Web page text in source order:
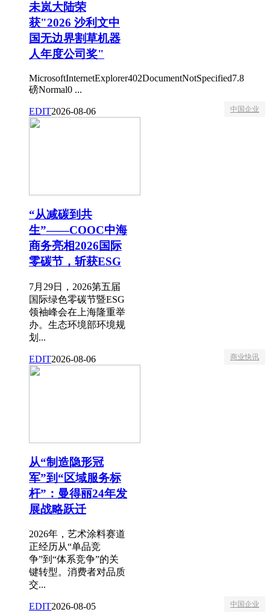
未岚大陆荣
获"2026 沙利文中
国无边界割草机器
人年度公司奖"
MicrosoftInternetExplorer402DocumentNotSpecified7.8
磅Normal0 ...
EDIT2026-08-06 中国企业
“从减碳到共
生”——COOC中海
商务亮相2026国际
零碳节，斩获ESG
7月29日，2026第五届
国际绿色零碳节暨ESG
领袖峰会在上海隆重举
办。生态环境部环境规
划...
EDIT2026-08-06 商业快讯
从“制造隐形冠
军”到“区域服务标
杆”：曼得丽24年发
展战略跃迁
2026年，艺术涂料赛道
正经历从“单品竞
争”到“体系竞争”的关
键转型。消费者对品质
交...
EDIT2026-08-05 中国企业